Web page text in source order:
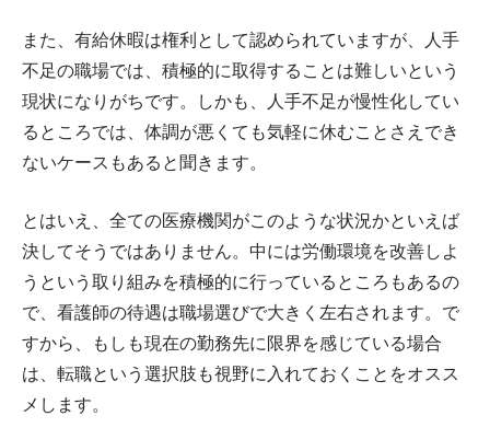
また、有給休暇は権利として認められていますが、人手
不足の職場では、積極的に取得することは難しいという
現状になりがちです。しかも、人手不足が慢性化してい
るところでは、体調が悪くても気軽に休むことさえでき
ないケースもあると聞きます。
とはいえ、全ての医療機関がこのような状況かといえば
決してそうではありません。中には労働環境を改善しよ
うという取り組みを積極的に行っているところもあるの
で、看護師の待遇は職場選びで大きく左右されます。で
すから、もしも現在の勤務先に限界を感じている場合
は、転職という選択肢も視野に入れておくことをオスス
メします。